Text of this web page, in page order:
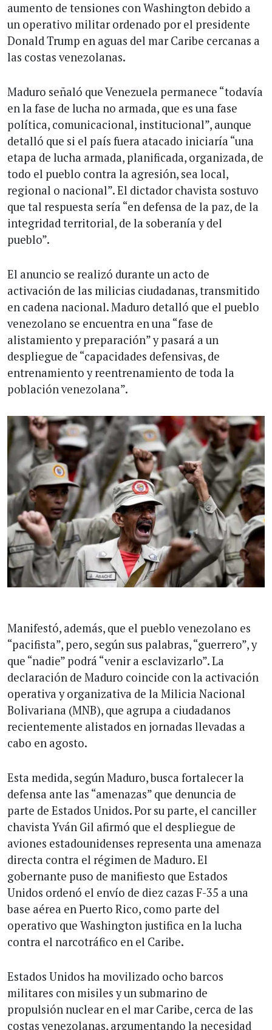
aumento de tensiones con Washington debido a
un operativo militar ordenado por el presidente
Donald Trump en aguas del mar Caribe cercanas a
las costas venezolanas.
Maduro señaló que Venezuela permanece “todavía
en la fase de lucha no armada, que es una fase
política, comunicacional, institucional”, aunque
detalló que si el país fuera atacado iniciaría “una
etapa de lucha armada, planificada, organizada, de
todo el pueblo contra la agresión, sea local,
regional o nacional”. El dictador chavista sostuvo
que tal respuesta sería “en defensa de la paz, de la
integridad territorial, de la soberanía y del
pueblo”.
El anuncio se realizó durante un acto de
activación de las milicias ciudadanas, transmitido
en cadena nacional. Maduro detalló que el pueblo
venezolano se encuentra en una “fase de
alistamiento y preparación” y pasará a un
despliegue de “capacidades defensivas, de
entrenamiento y reentrenamiento de toda la
población venezolana”.
Manifestó, además, que el pueblo venezolano es
“pacifista”, pero, según sus palabras, “guerrero”, y
que “nadie” podrá “venir a esclavizarlo”. La
declaración de Maduro coincide con la activación
operativa y organizativa de la Milicia Nacional
Bolivariana (MNB), que agrupa a ciudadanos
recientemente alistados en jornadas llevadas a
cabo en agosto.
Esta medida, según Maduro, busca fortalecer la
defensa ante las “amenazas” que denuncia de
parte de Estados Unidos. Por su parte, el canciller
chavista Yván Gil afirmó que el despliegue de
aviones estadounidenses representa una amenaza
directa contra el régimen de Maduro. El
gobernante puso de manifiesto que Estados
Unidos ordenó el envío de diez cazas F-35 a una
base aérea en Puerto Rico, como parte del
operativo que Washington justifica en la lucha
contra el narcotráfico en el Caribe.
Estados Unidos ha movilizado ocho barcos
militares con misiles y un submarino de
propulsión nuclear en el mar Caribe, cerca de las
costas venezolanas, argumentando la necesidad